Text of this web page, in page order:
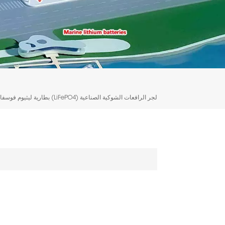
بطارية ليثيوم فوسفات الحديد (LiFePO4) لجر الرافعات الشوكية الصناعية